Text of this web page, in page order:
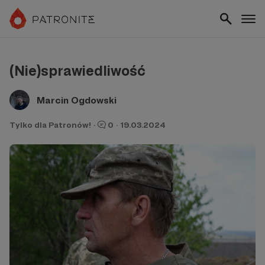
(Nie)sprawiedliwość
Marcin Ogdowski
Tylko dla Patronów! · 0 · 19.03.2024